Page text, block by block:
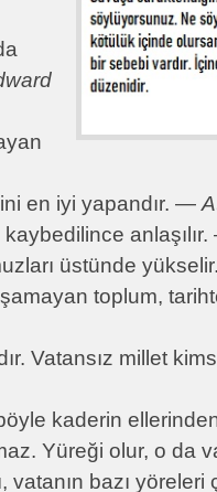
en iyi yapandır. ―
üstünde
toplum,
Vatansız millet
kaderin
Yüreği olur, o da
bazı yöreleri